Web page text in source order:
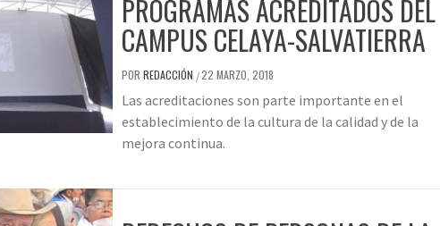
PROGRAMAS ACREDITADOS DEL
CAMPUS CELAYA-SALVATIERRA
POR REDACCIÓN /22 MARZO, 2018
Las acreditaciones son parte importante en el
establecimiento de la cultura de la calidad y de la
mejora continua.